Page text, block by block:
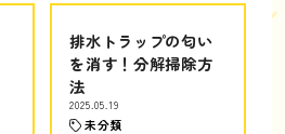
排水トラップの匂い
を消す！分解掃除方
法
2025.05.19
未分類